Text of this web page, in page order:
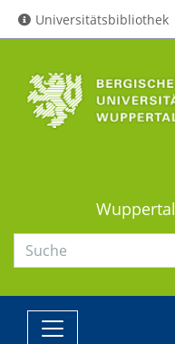
Universitätsbibliothek
Wuppertal